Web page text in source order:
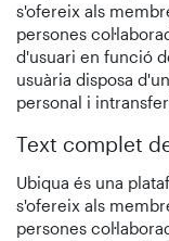
s'ofereix als
persones
d'usuari en funció
usuària disposa
personal i
Text complet
Ubiqua és una
s'ofereix als
persones